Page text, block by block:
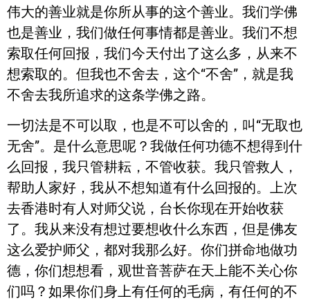
伟大的善业就是你所从事的这个善业。我们学佛
也是善业，我们做任何事情都是善业。我们不想
索取任何回报，我们今天付出了这么多，从来不
想索取的。但我也不舍去，这个“不舍”，就是我
不舍去我所追求的这条学佛之路。
一切法是不可以取，也是不可以舍的，叫“无取也
无舍”。是什么意思呢？我做任何功德不想得到什
么回报，我只管耕耘，不管收获。我只管救人，
帮助人家好，我从不想知道有什么回报的。上次
去香港时有人对师父说，台长你现在开始收获
了。我从来没有想过要想收什么东西，但是佛友
这么爱护师父，都对我那么好。你们拼命地做功
德，你们想想看，观世音菩萨在天上能不关心你
们吗？如果你们身上有任何的毛病，有任何的不